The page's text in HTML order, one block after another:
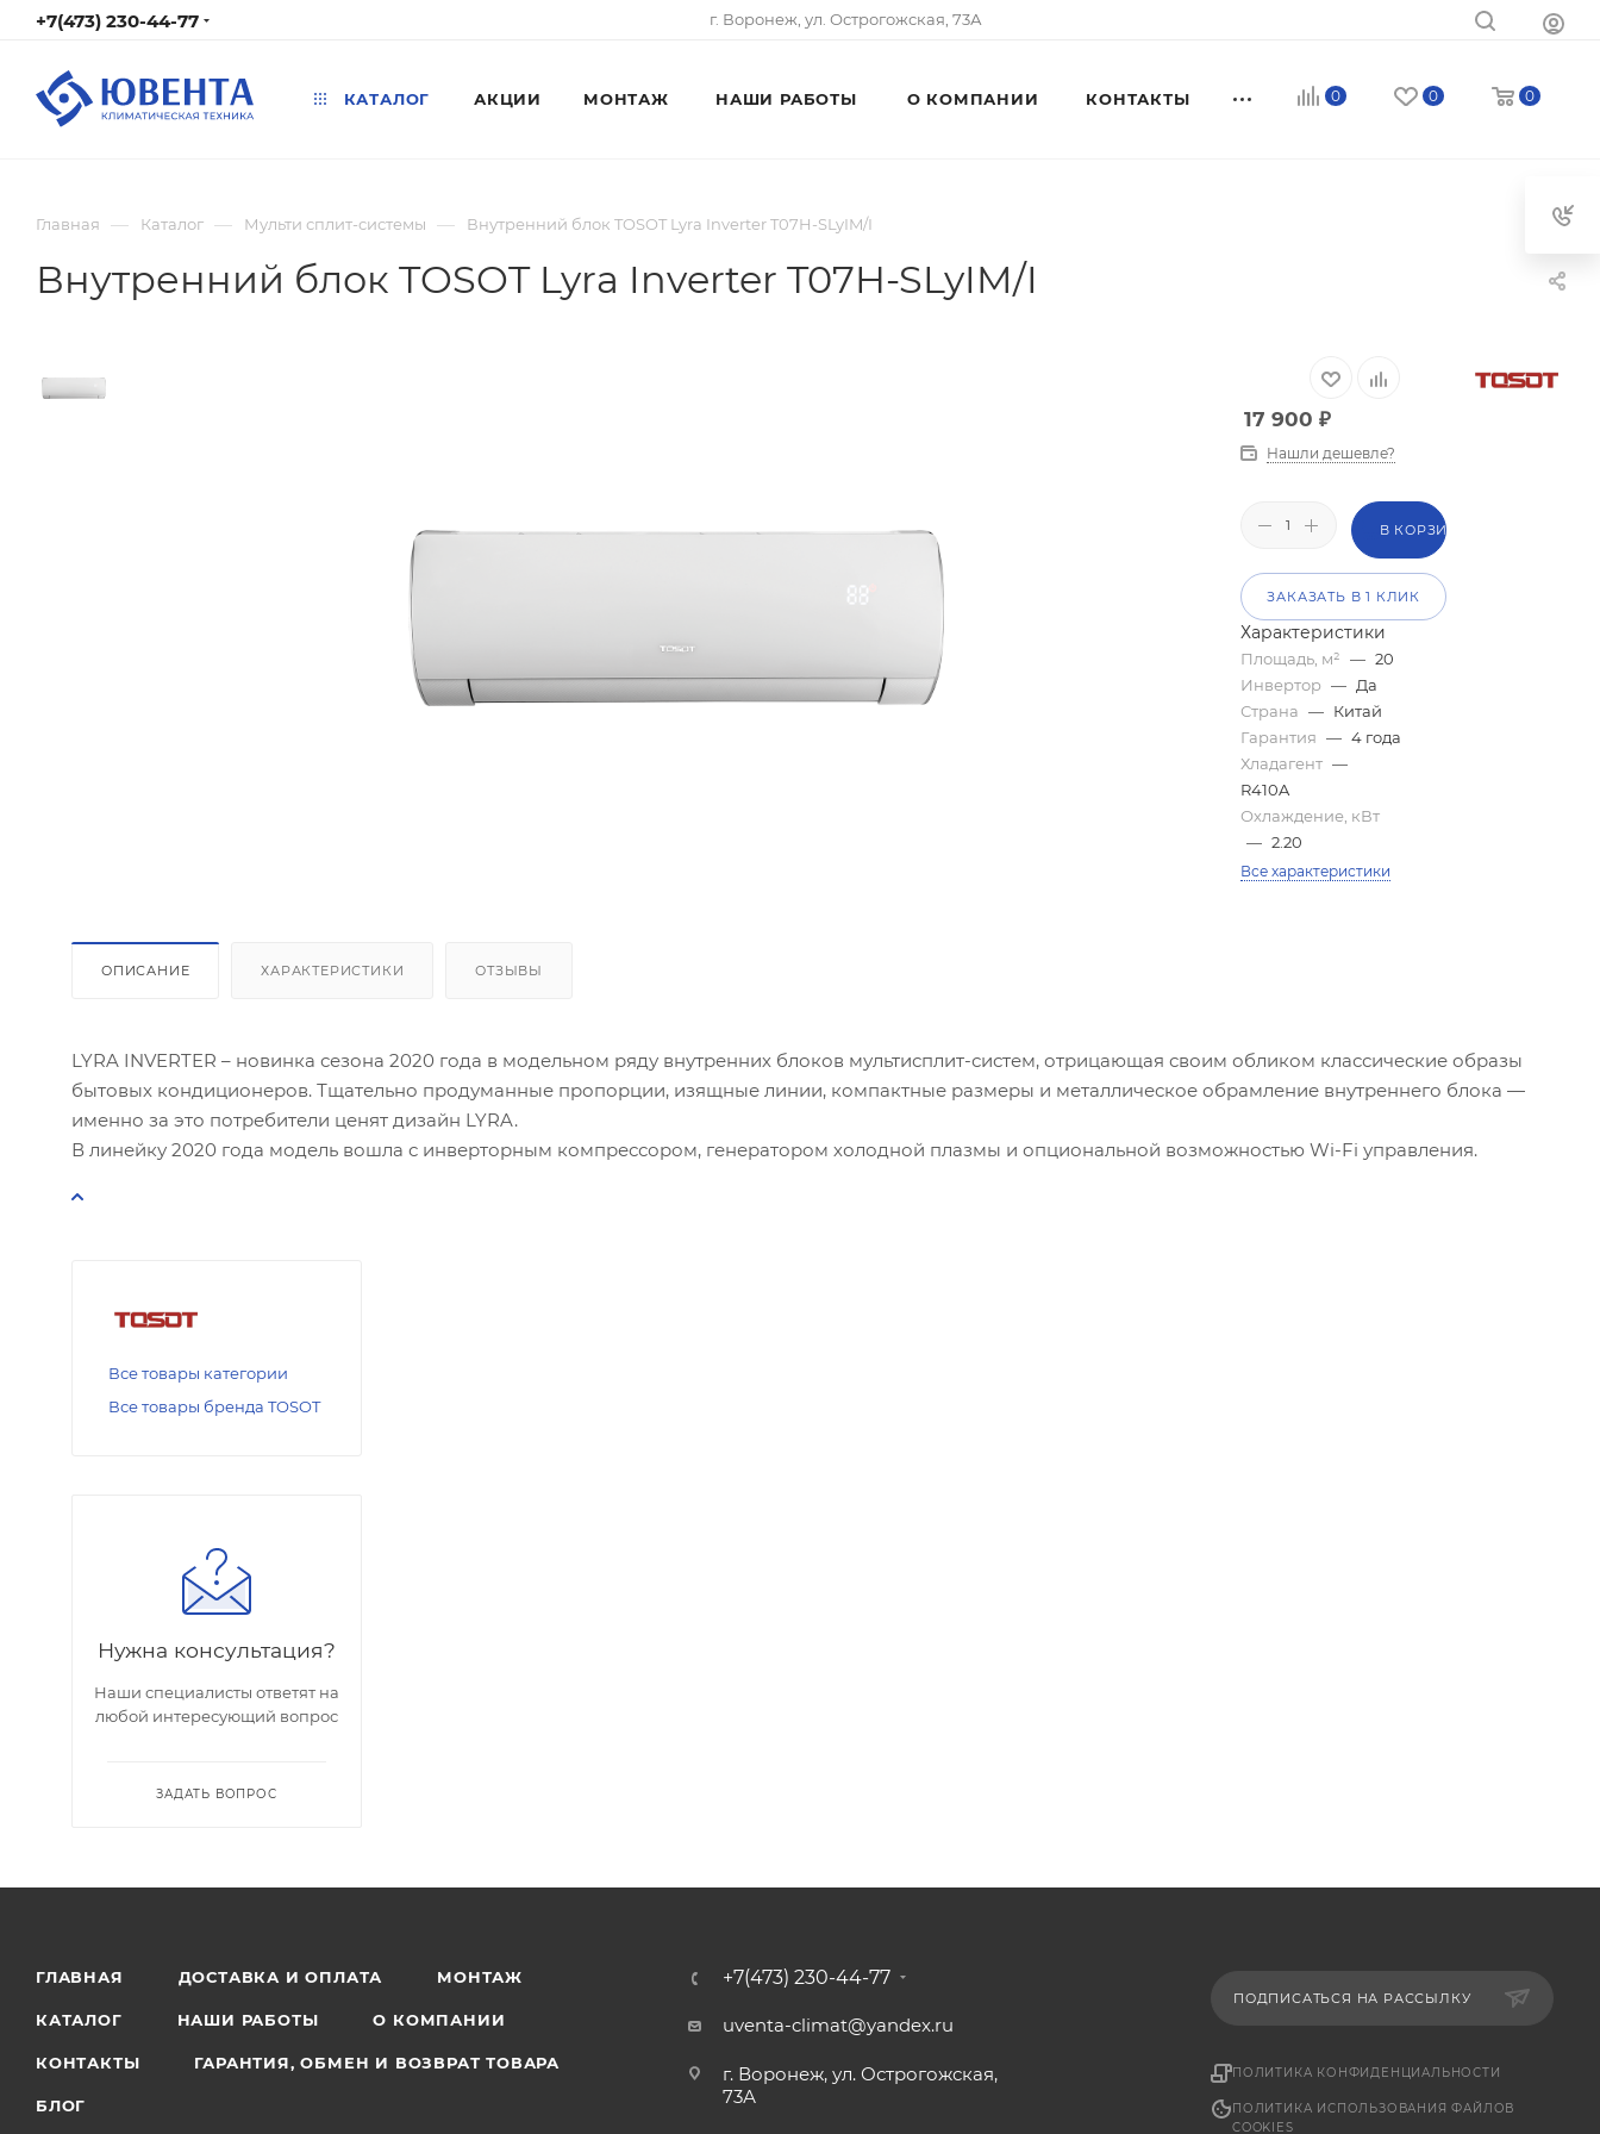
+7(473) 230-44-77 г. Воронеж, ул. Острогожская, 73А
0 0 0
КАТАЛОГ АКЦИИ МОНТАЖ НАШИ РАБОТЫ О КОМПАНИИ КОНТАКТЫ
Главная — Каталог — Мульти сплит-системы — Внутренний блок TOSOT Lyra Inverter T07H-SLyIM/I
Внутренний блок TOSOT Lyra Inverter T07H-SLyIM/I
17 900 ₽
Нашли дешевле?
В КОРЗИНУ
ЗАКАЗАТЬ В 1 КЛИК
Характеристики
Площадь, м² — 20
Инвертор — Да
Страна — Китай
Гарантия — 4 года
Хладагент —
R410A
Охлаждение, кВт
— 2.20
Все характеристики
ОПИСАНИЕ ХАРАКТЕРИСТИКИ ОТЗЫВЫ
LYRA INVERTER – новинка сезона 2020 года в модельном ряду внутренних блоков мультисплит-систем, отрицающая своим обликом классические образы
бытовых кондиционеров. Тщательно продуманные пропорции, изящные линии, компактные размеры и металлическое обрамление внутреннего блока —
именно за это потребители ценят дизайн LYRA.
В линейку 2020 года модель вошла с инверторным компрессором, генератором холодной плазмы и опциональной возможностью Wi-Fi управления.
Все товары категории
Все товары бренда TOSOT
Нужна консультация?
Наши специалисты ответят на
любой интересующий вопрос
ЗАДАТЬ ВОПРОС
ГЛАВНАЯ ДОСТАВКА И ОПЛАТА МОНТАЖ
КАТАЛОГ НАШИ РАБОТЫ О КОМПАНИИ
КОНТАКТЫ ГАРАНТИЯ, ОБМЕН И ВОЗВРАТ ТОВАРА
БЛОГ
+7(473) 230-44-77
uventa-climat@yandex.ru
г. Воронеж, ул. Острогожская,
73А
ПОДПИСАТЬСЯ НА РАССЫЛКУ
ПОЛИТИКА КОНФИДЕНЦИАЛЬНОСТИ
ПОЛИТИКА ИСПОЛЬЗОВАНИЯ ФАЙЛОВ
COOKIES